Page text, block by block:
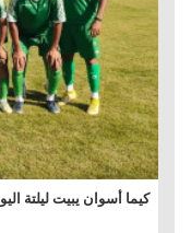
كيما أسوان يبيت ليلتة